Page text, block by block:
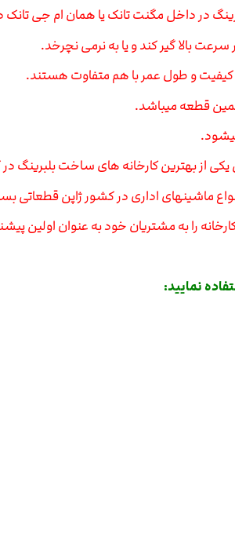
در داخل مگنت تانک یا همان ام جی
بالا گیر کند و یا به نرمی نچرخد.
کیفیت و طول عمر با هم متفاوت هستند.
قطعه میباشد.
ماشینهای اداری در کشور ژاپن قطعاتی
را به مشتریان خود به عنوان اولین
نمایید: